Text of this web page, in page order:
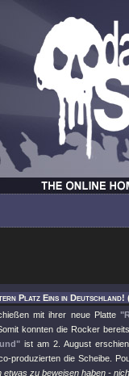
Platz Eins in Deutschland!
mit ihrer neue Platte
konnten die Rocker
ist am 2. August
produzierten die Scheibe.
etwas zu beweisen haben -